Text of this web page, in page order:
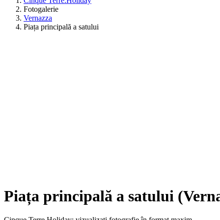
Fotogalerie
Vernazza
Piața principală a satului
Piața principală a satului